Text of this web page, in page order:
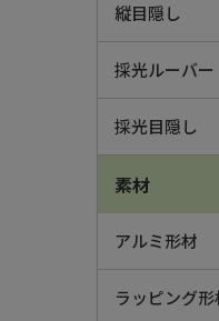
縦目隠し
採光ルーバー
採光目隠し
素材
アルミ形材
ラッピング形